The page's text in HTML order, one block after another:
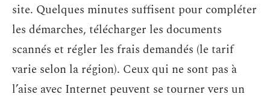
site. Quelques minutes suffisent pour compléter
les démarches, télécharger les documents
scannés et régler les frais demandés (le tarif
varie selon la région). Ceux qui ne sont pas à
l’aise avec Internet peuvent se tourner vers un